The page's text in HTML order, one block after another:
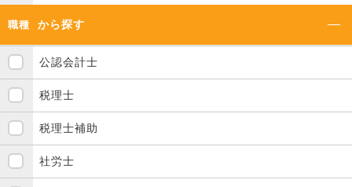
職種 から探す
公認会計士
税理士
税理士補助
社労士